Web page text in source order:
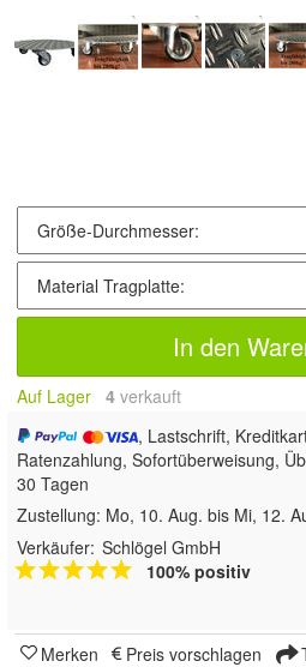
In den
Auf Lager 4 verkauft
, Lastschrift,
Ratenzahlung, Sofortüberweisung,
30 Tagen
Zustellung: Mo, 10. Aug. bis Mi, 12.
Verkäufer: Schlögel GmbH
100% positiv
Merken Preis vorschlagen